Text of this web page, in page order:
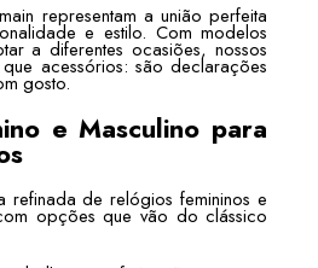
representam a união perfeita
e estilo. Com modelos
a diferentes ocasiões, nossos
acessórios: são declarações
gosto.
e Masculino para
refinada de relógios femininos e
opções que vão do clássico